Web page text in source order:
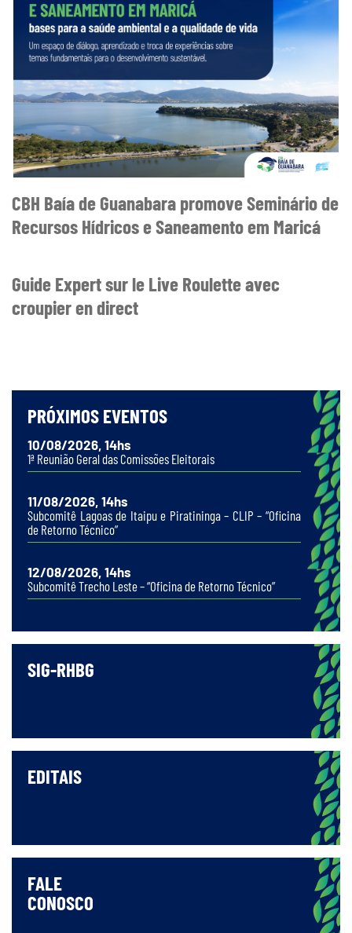
CBH Baía de Guanabara promove Seminário de
Recursos Hídricos e Saneamento em Maricá
Guide Expert sur le Live Roulette avec
croupier en direct
PRÓXIMOS EVENTOS
10/08/2026, 14hs
1ª Reunião Geral das Comissões Eleitorais
11/08/2026, 14hs
Subcomitê Lagoas de Itaipu e Piratininga – CLIP – “Oficina
de Retorno Técnico”
12/08/2026, 14hs
Subcomitê Trecho Leste – “Oficina de Retorno Técnico”
SIG-RHBG
EDITAIS
FALE
CONOSCO